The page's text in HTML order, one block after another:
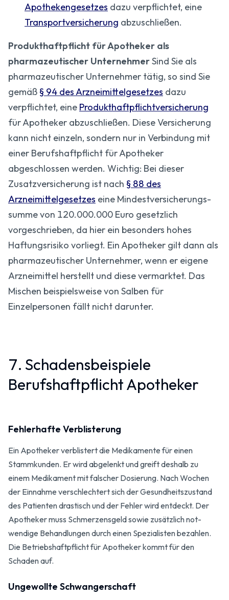
Apothekengesetzes dazu verpflichtet, eine
Transportversicherung abzuschließen.
Produkthaftpflicht für Apotheker als
pharmazeutischer UnternehmerSind Sie als
pharmazeutischer Unternehmer tätig, so sind Sie
gemäß § 94 des Arzneimittelgesetzes dazu
verpflichtet, eine Produkthaftpflichtversicherung
für Apotheker abzuschließen. Diese Versicherung
kann nicht einzeln, sondern nur in Verbindung mit
einer Berufshaftpflicht für Apotheker
abgeschlossen werden. Wichtig: Bei dieser
Zusatzversicherung ist nach § 88 des
Arzneimittelgesetzes eine Mindest­versicherungs­
summe von 120.000.000 Euro gesetzlich
vorgeschrieben, da hier ein besonders hohes
Haftungsrisiko vorliegt. Ein Apotheker gilt dann als
pharmazeutischer Unternehmer, wenn er eigene
Arzneimittel herstellt und diese vermarktet. Das
Mischen beispielsweise von Salben für
Einzelpersonen fällt nicht darunter.
7. Schadensbeispiele
Berufshaftpflicht Apotheker
Fehlerhafte Verblisterung
Ein Apotheker verblistert die Medikamente für einen
Stamm­kunden. Er wird abgelenkt und greift deshalb zu
einem Medikament mit falscher Dosierung. Nach Wochen
der Einnahme verschlechtert sich der Gesund­heitszustand
des Patienten drastisch und der Fehler wird entdeckt. Der
Apotheker muss Schmerzensgeld sowie zusätzlich not­
wendige Behandlungen durch einen Spezia­listen bezahlen.
Die Betriebshaft­pflicht für Apotheker kommt für den
Schaden auf.
Ungewollte Schwangerschaft